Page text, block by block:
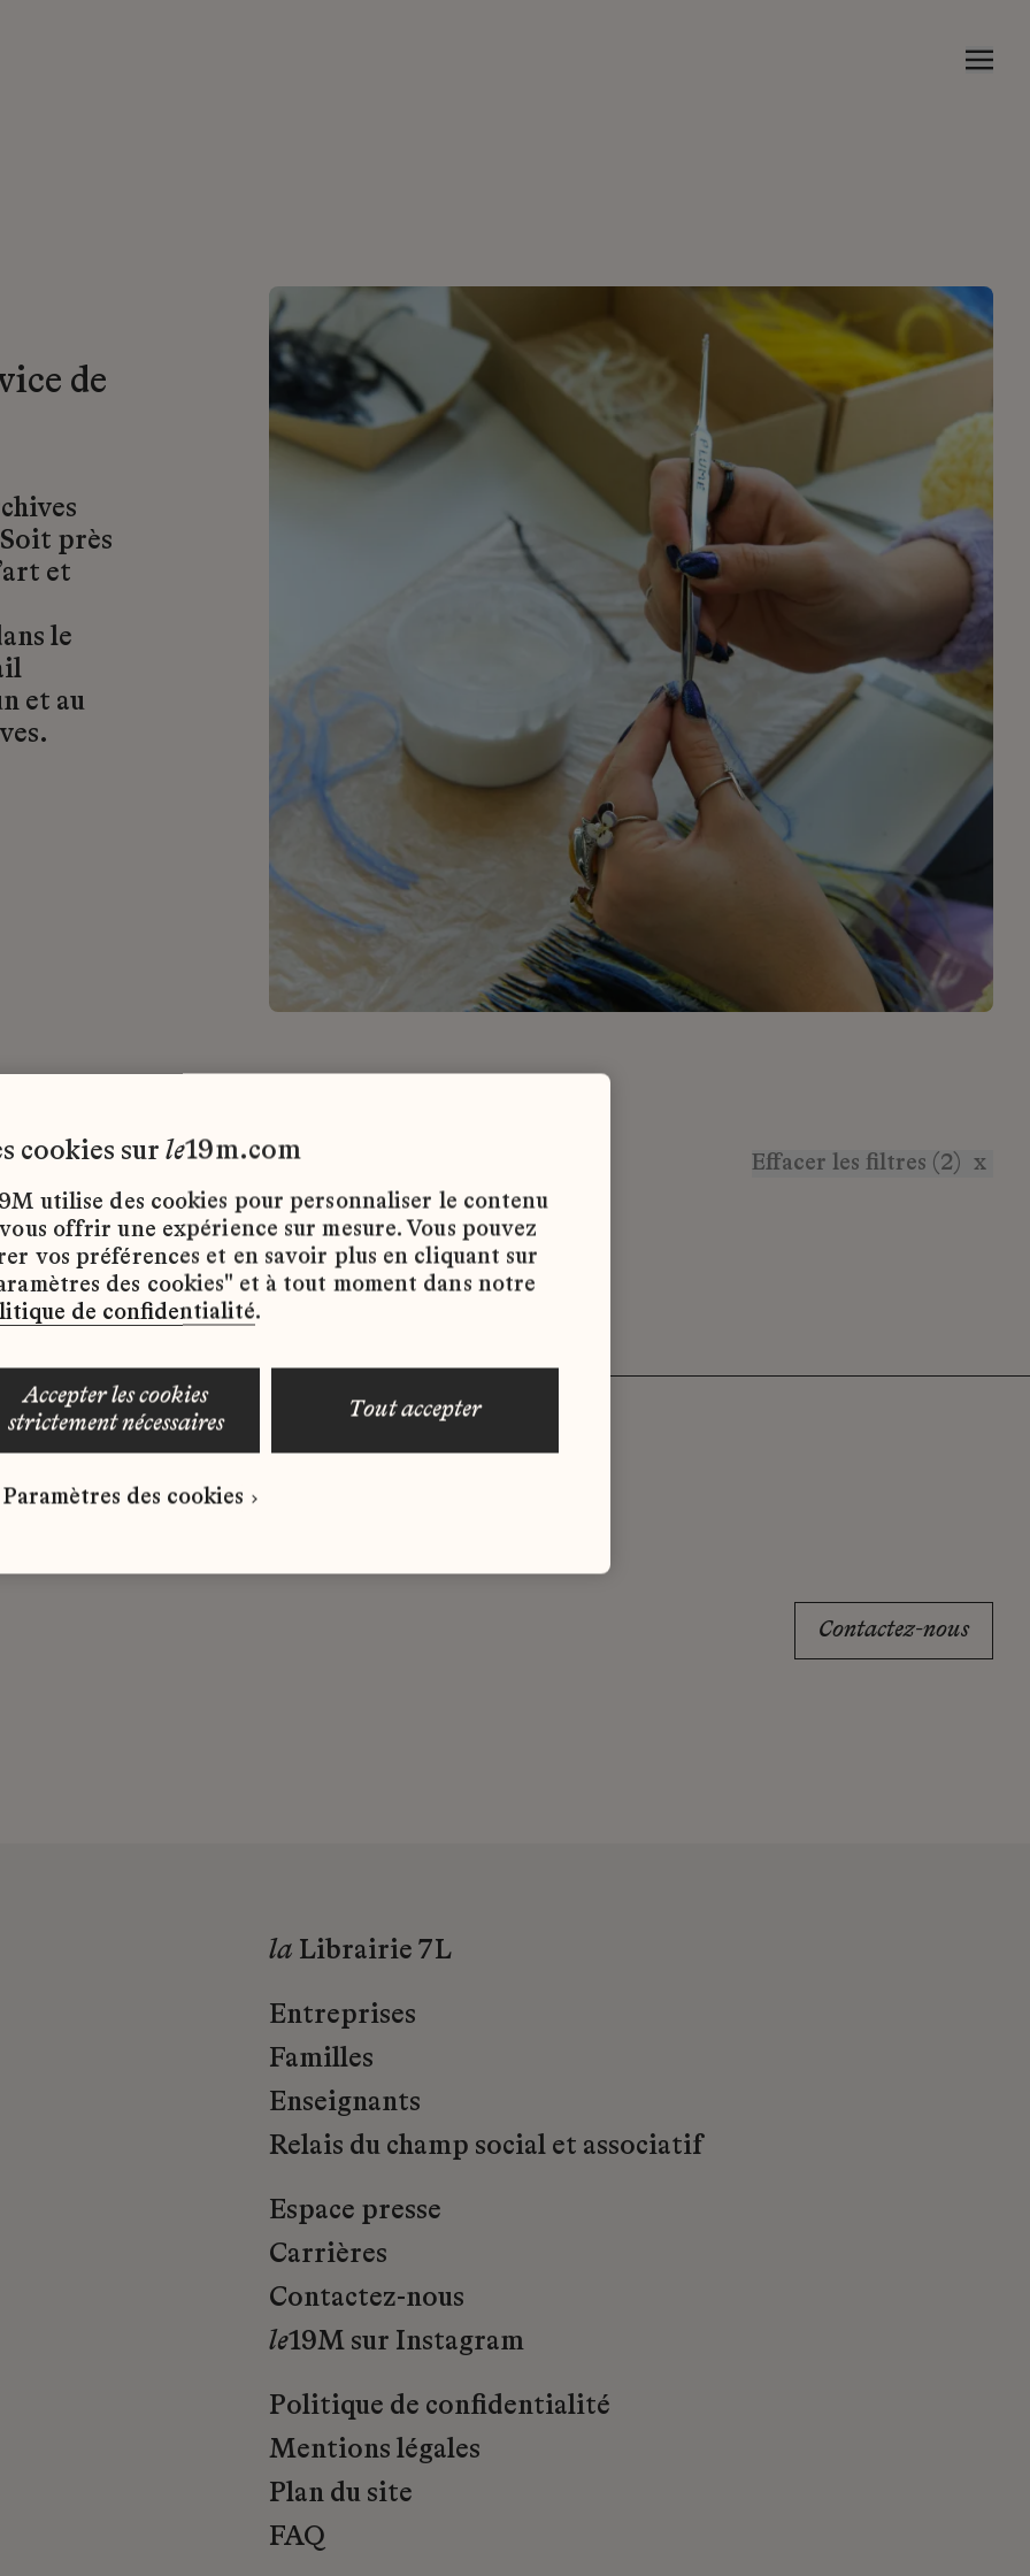
de
près
et
le
et au
Tous les contrats Effacer les filtres (2) x
d’emploi disponibles pour le moment.
correspond à votre profil ?
spontanée dès maintenant.
Contactez-nous
la Librairie 7L
Entreprises
Familles
Enseignants
Relais du champ social et associatif
Espace presse
Carrières
Contactez-nous
le19M sur Instagram
Politique de confidentialité
Mentions légales
Plan du site
FAQ
cookies sur le19m.com
utilise des cookies pour personnaliser le contenu
offrir une expérience sur mesure. Vous pouvez
vos préférences et en savoir plus en cliquant sur
des cookies" et à tout moment dans notre
de confidentialité.
accepter les cookies
strictement nécessaires
tout accepter
Paramètres des cookies